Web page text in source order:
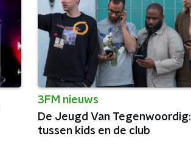
3FM nieuws
De Jeugd Van Tegenwoordig:
tussen kids en de club